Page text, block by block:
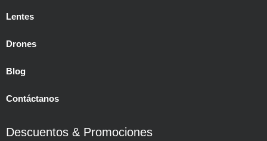
Lentes
Drones
Blog
Contáctanos
Descuentos & Promociones